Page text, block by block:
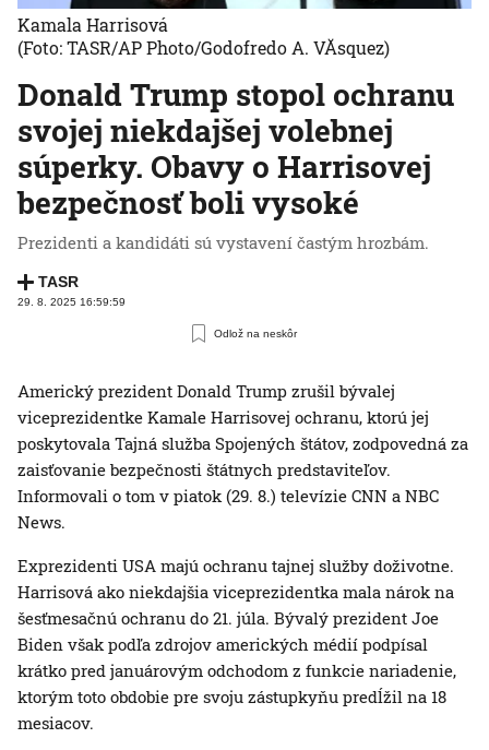
Donald Trump stopol ochranu
svojej niekdajšej volebnej
súperky. Obavy o Harrisovej
bezpečnosť boli vysoké
Prezidenti a kandidáti sú vystavení častým hrozbám.
TASR
29. 8. 2025 16:59:59
Odlož na neskôr
Kamala Harrisová
(Foto: TASR/AP Photo/Godofredo A. VĂsquez)
Americký prezident Donald Trump zrušil bývalej
viceprezidentke Kamale Harrisovej ochranu, ktorú jej
poskytovala Tajná služba Spojených štátov, zodpovedná za
zaisťovanie bezpečnosti štátnych predstaviteľov.
Informovali o tom v piatok (29. 8.) televízie CNN a NBC
News.
Exprezidenti USA majú ochranu tajnej služby doživotne.
Harrisová ako niekdajšia viceprezidentka mala nárok na
šesťmesačnú ochranu do 21. júla. Bývalý prezident Joe
Biden však podľa zdrojov amerických médií podpísal
krátko pred januárovým odchodom z funkcie nariadenie,
ktorým toto obdobie pre svoju zástupkyňu predĺžil na 18
mesiacov.